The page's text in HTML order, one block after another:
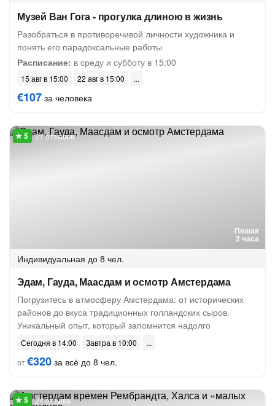
Музей Ван Гога - прогулка длиною в жизнь
Разобраться в противоречивой личности художника и
понять его парадоксальные работы
Расписание: в среду и субботу в 15:00
15 авг в 15:00 22 авг в 15:00
€107 за человека
Пешая
2 часа
27 отзывов
Индивидуальная до 8 чел.
Эдам, Гауда, Маасдам и осмотр Амстердама
Погрузитесь в атмосферу Амстердама: от исторических
районов до вкуса традиционных голландских сыров.
Уникальный опыт, который запомнится надолго
Сегодня в 14:00
Завтра в 10:00
от€320 за всё до 8 чел.
24 отзыва